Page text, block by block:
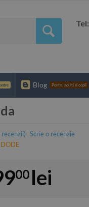
Blog Pentru adulti si copii
recenzii) Scrie o recenzie
DODE
00 lei